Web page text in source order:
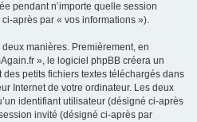
pendant n’importe quelle session
après par « vos informations »).
manières. Premièrement, en
», le logiciel phpBB créera un
petits fichiers textes téléchargés dans
Internet de votre ordinateur. Les deux
identifiant utilisateur (désigné ci-après
invité (désigné ci-après par